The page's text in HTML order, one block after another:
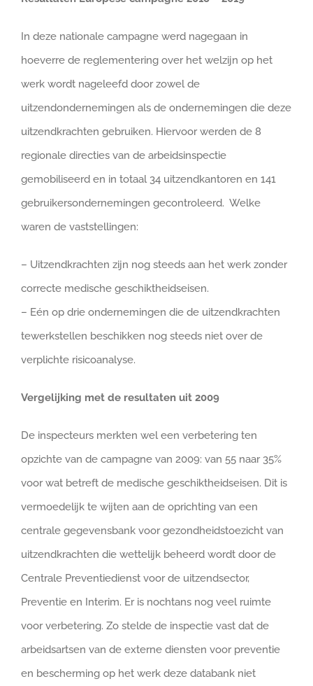
In deze nationale campagne werd nagegaan in
hoeverre de reglementering over het welzijn op het
werk wordt nageleefd door zowel de
uitzendondernemingen als de ondernemingen die deze
uitzendkrachten gebruiken. Hiervoor werden de 8
regionale directies van de arbeidsinspectie
gemobiliseerd en in totaal 34 uitzendkantoren en 141
gebruikersondernemingen gecontroleerd. Welke
waren de vaststellingen:
– Uitzendkrachten zijn nog steeds aan het werk zonder
correcte medische geschiktheidseisen.
– Eén op drie ondernemingen die de uitzendkrachten
tewerkstellen beschikken nog steeds niet over de
verplichte risicoanalyse.
Vergelijking met de resultaten uit 2009
De inspecteurs merkten wel een verbetering ten
opzichte van de campagne van 2009: van 55 naar 35%
voor wat betreft de medische geschiktheidseisen. Dit is
vermoedelijk te wijten aan de oprichting van een
centrale gegevensbank voor gezondheidstoezicht van
uitzendkrachten die wettelijk beheerd wordt door de
Centrale Preventiedienst voor de uitzendsector,
Preventie en Interim. Er is nochtans nog veel ruimte
voor verbetering. Zo stelde de inspectie vast dat de
arbeidsartsen van de externe diensten voor preventie
en bescherming op het werk deze databank niet